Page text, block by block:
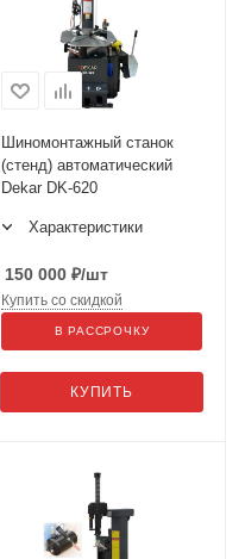
Шиномонтажный станок
(стенд) автоматический
Dekar DK-620
Характеристики
150 000 ₽/шт
КУПИТЬ
Купить со скидкой
В РАССРОЧКУ